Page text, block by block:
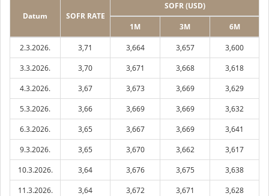
Datum SOFR RATE
SOFR (USD)
1M 3M 6M
2.3.2026. 3,71 3,664 3,657
3,600
3.3.2026.
3,70 3,671 3,668
3,618
4.3.2026.
3,67 3,673 3,669
3,629
5.3.2026.
3,66 3,669 3,669
3,632
6.3.2026.
3,65 3,667 3,669
3,641
9.3.2026.
3,65 3,670 3,662
3,617
10.3.2026.
3,64 3,676 3,675
3,638
11.3.2026.
3,64 3,672 3,671
3,628